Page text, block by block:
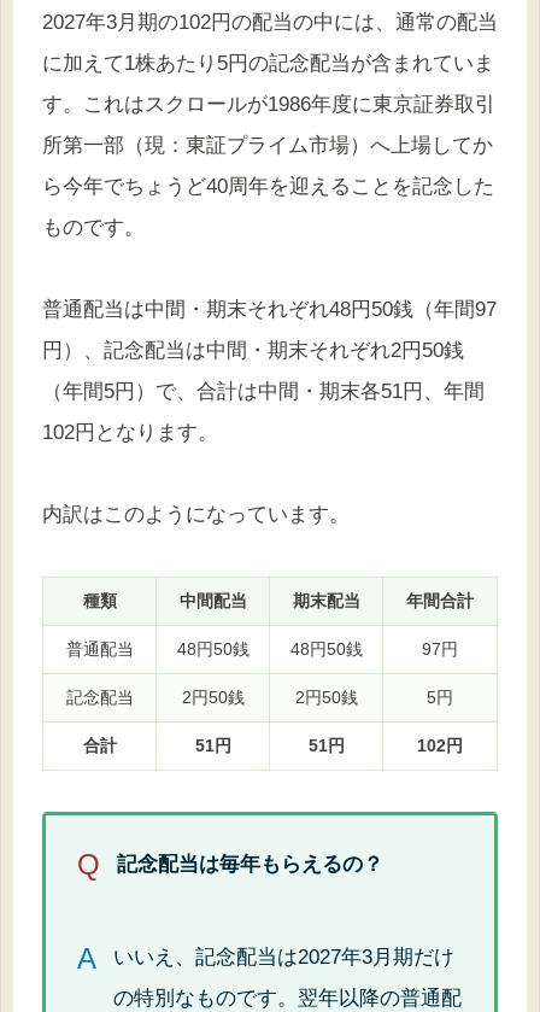
2027年3月期の102円の配当の中には、通常の配当
に加えて1株あたり5円の記念配当が含まれていま
す。これはスクロールが1986年度に東京証券取引
所第一部（現：東証プライム市場）へ上場してか
ら今年でちょうど40周年を迎えることを記念した
ものです。
普通配当は中間・期末それぞれ48円50銭（年間97
円）、記念配当は中間・期末それぞれ2円50銭
（年間5円）で、合計は中間・期末各51円、年間
102円となります。
内訳はこのようになっています。
種類 中間配当 期末配当 年間合計
普通配当 48円50銭 48円50銭 97円
記念配当 2円50銭 2円50銭 5円
合計 51円 51円 102円
Q 記念配当は毎年もらえるの？
A
いいえ、記念配当は2027年3月期だけ
の特別なものです。翌年以降の普通配